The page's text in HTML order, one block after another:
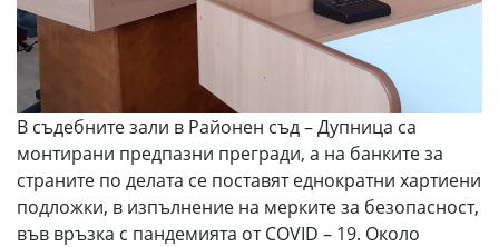
В съдебните зали в Районен съд – Дупница са
монтирани предпазни прегради, а на банките за
страните по делата се поставят еднократни хартиени
подложки, в изпълнение на мерките за безопасност,
във връзка с пандемията от COVID – 19. Около